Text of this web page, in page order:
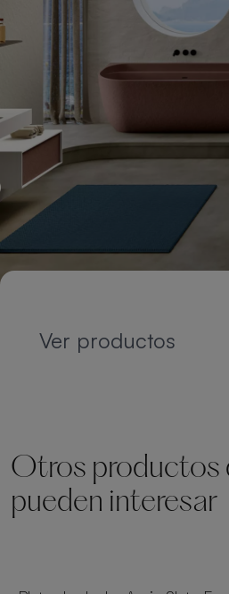
Ver productos
Otros productos
pueden interesar